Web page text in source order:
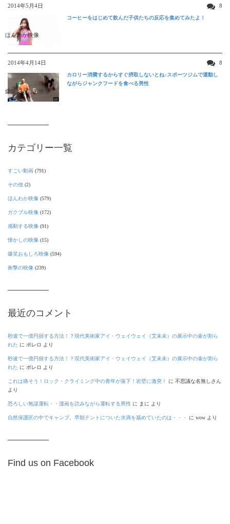
2014年5月4日 8
ほんわか映像
コーヒーをはじめて飲んだ子供たちの反応を集めてみたよ！
2014年4月14日 8
爆笑おもしろ映像
カロリー消費するからすぐ摂取しないとね♪スポーツジムで運動し
ながらジャンクフードを食べる男性
カテゴリー一覧
すごい動画 (791)
その他 (2)
ほんわか映像 (579)
ガクブル映像 (172)
感動する映像 (91)
懐かしの映像 (15)
爆笑おもしろ映像 (594)
衝撃の映像 (239)
最近のコメント
秒速で一億円損する方法！？現代美術家アイ・ウェイウェイ（艾未未）の展示中の壷が割ら
れた に ボレロ より
秒速で一億円損する方法！？現代美術家アイ・ウェイウェイ（艾未未）の展示中の壷が割ら
れた に ボレロ より
これは痛そう！ロック・クライミング中の青年が落下！岩壁に激突！ に 不思議な名無しさん
より
恐ろしい無謀運転・・漫画を読みながら運転する男性 に まに より
自然保護区の中でキャンプ。早朝テントについた水滴を舐めていたのは・・・ に wow より
Find us on Facebook